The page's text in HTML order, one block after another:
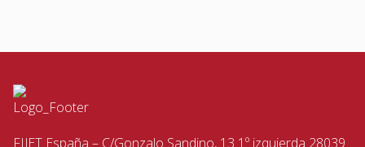
FIJET España – C/Gonzalo Sandino, 13 1º izquierda 28039